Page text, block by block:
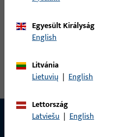
Sarokcsapágy UNI
mélység 77,5 mm, teljes hossz 96,5
Egyesült Királyság
English
Litvánia
Lietuvių | English
Lettország
Latviešu | English